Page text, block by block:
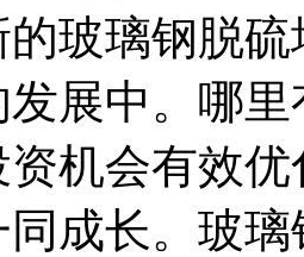
的玻璃钢脱
展中。哪
机会有效
成长。玻